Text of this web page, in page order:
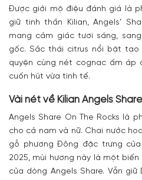
Được giới mộ điệu đánh giá là
giữ tinh thần Kilian, Angels’
mang cảm giác tươi sáng,
gốc. Sắc thái citrus nổi bật tạo
quyện cùng nét cognac ấm áp
cuốn hút vừa tinh tế.
Vài nét về Kilian Angels
Angels Share On The Rocks là
cho cả nam và nữ. Chai nước
gỗ phương Đông đặc trưng
2025, mùi hương này là một
của dòng Angels Share. Vẫn